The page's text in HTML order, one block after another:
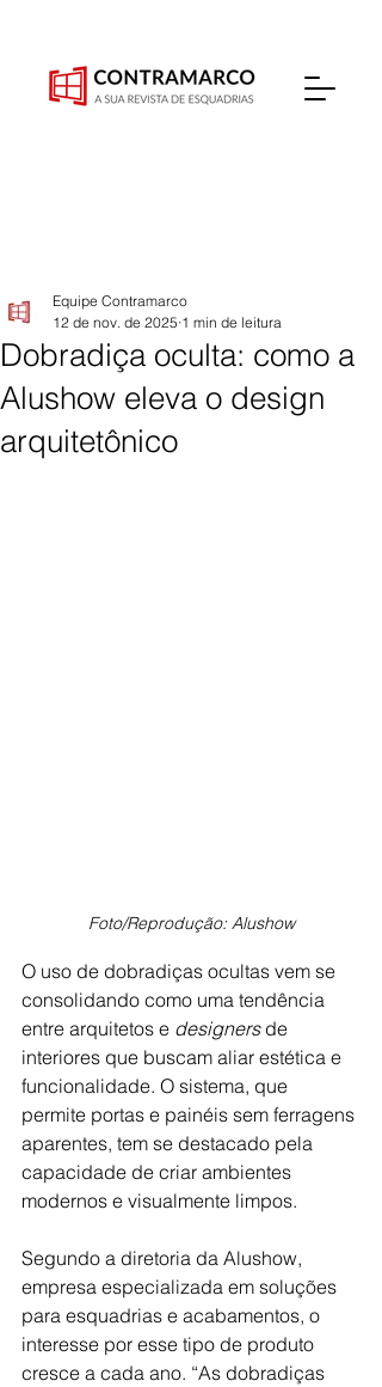
Dobradiça oculta: como a
Alushow eleva o design
arquitetônico
Equipe Contramarco
12 de nov. de 2025 1 min de leitura
Foto/Reprodução: Alushow
O uso de dobradiças ocultas vem se
consolidando como uma tendência
entre arquitetos e designers de
interiores que buscam aliar estética e
funcionalidade. O sistema, que
permite portas e painéis sem ferragens
aparentes, tem se destacado pela
capacidade de criar ambientes
modernos e visualmente limpos.
Segundo a diretoria da Alushow,
empresa especializada em soluções
para esquadrias e acabamentos, o
interesse por esse tipo de produto
cresce a cada ano. “As dobradiças